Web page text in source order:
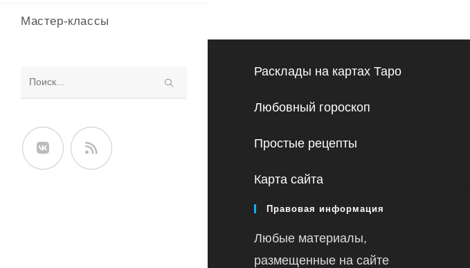
Мастер-классы
сайте
Расклады на картах Таро
Любовный гороскоп
Простые рецепты
Карта сайта
Правовая информация
Любые материалы,
размещенные на сайте